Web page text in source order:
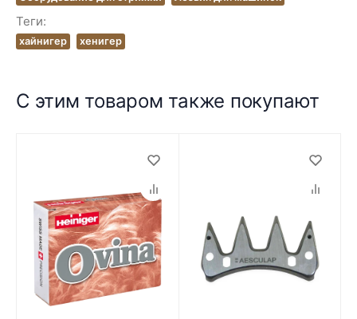
Теги:
хайнигер хенигер
С этим товаром также покупают